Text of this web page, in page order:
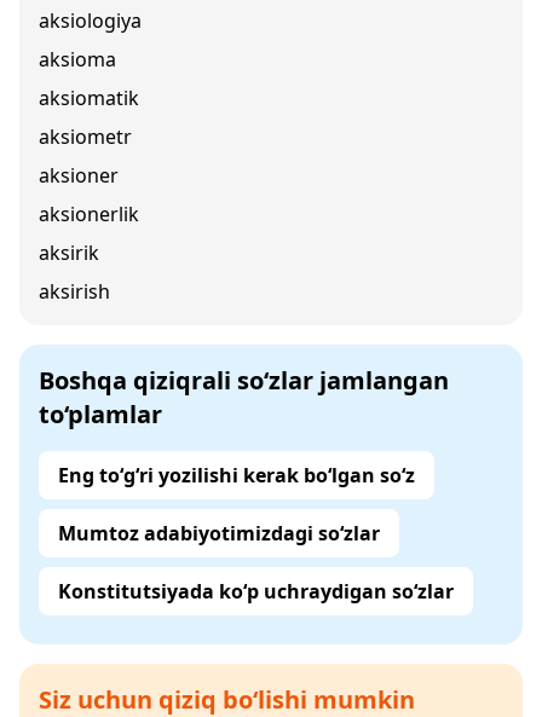
aksiologiya
aksioma
aksiomatik
aksiometr
aksioner
aksionerlik
aksirik
aksirish
Boshqa qiziqrali so‘zlar jamlangan
to‘plamlar
Eng to‘g‘ri yozilishi kerak bo‘lgan so‘z
Mumtoz adabiyotimizdagi so‘zlar
Konstitutsiyada ko‘p uchraydigan so‘zlar
Siz uchun qiziq bo‘lishi mumkin